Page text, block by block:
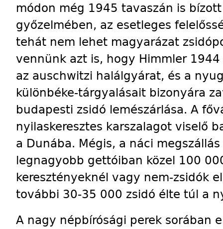
módon még 1945 tavaszán is
győzelmében, az esetleges
tehát nem lehet magyarázat
vennünk azt is, hogy Himmler
az auschwitzi halálgyárat, és a
különbéke-tárgyalásait bizonyára
budapesti zsidó lemészárlása. A
nyilaskeresztes karszalagot viselő
a Dunába. Mégis, a náci
legnagyobb gettói­ban közel 100
keresztényeknél vagy nem-zsidók
további 30-35 000 zsidó élte túl a
A nagy népbírósági perek sorában